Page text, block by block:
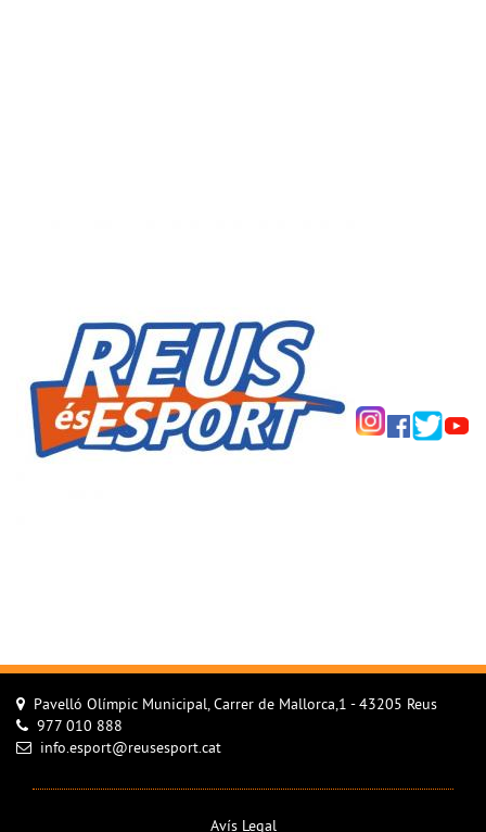
Pavelló Olímpic Municipal, Carrer de Mallorca,1 - 43205 Reus
977 010 888
info.esport@reusesport.cat
Avís Legal